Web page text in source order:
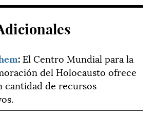
: El Centro Mundial para la
del Holocausto ofrece
cantidad de recursos